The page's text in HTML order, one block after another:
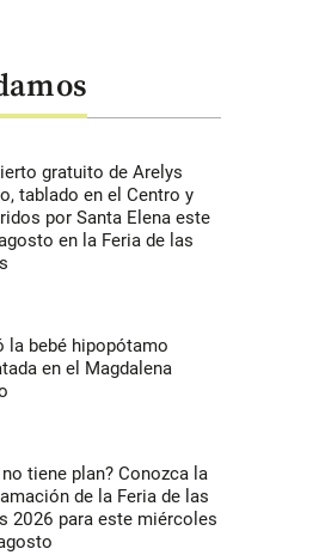
gratuito de Arelys
tablado en el Centro y
por Santa Elena este
en la Feria de las
la bebé hipopótamo
en el Magdalena
tiene plan? Conozca la
de la Feria de las
2026 para este miércoles